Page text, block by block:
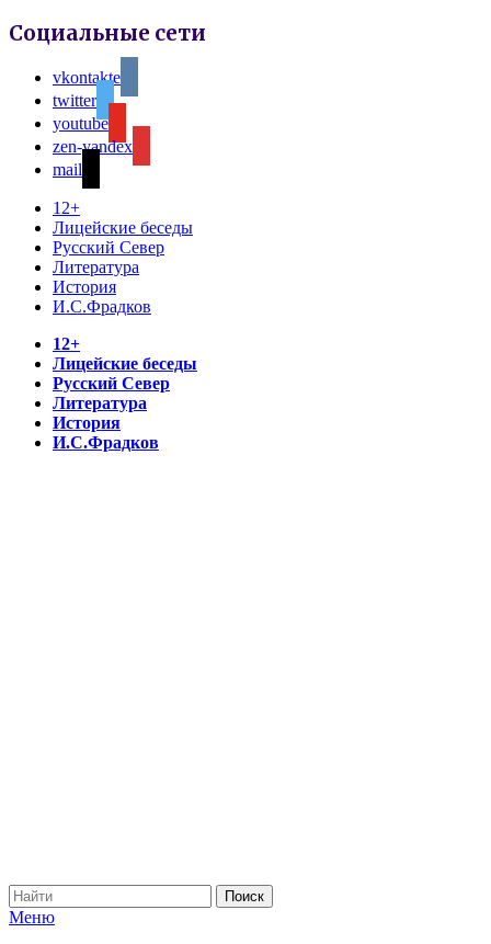
Социальные сети
vkontakte
twitter
youtube
zen-yandex
mail
12+
Лицейские беседы
Русский Север
Литература
История
И.С.Фрадков
12+
Лицейские беседы
Русский Север
Литература
История
И.С.Фрадков
Меню